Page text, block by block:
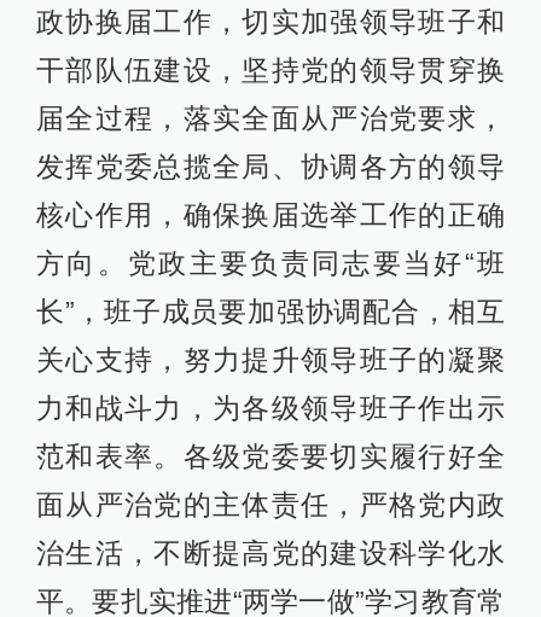
政协换届工作，切实加强领导班子和
干部队伍建设，坚持党的领导贯穿换
届全过程，落实全面从严治党要求，
发挥党委总揽全局、协调各方的领导
核心作用，确保换届选举工作的正确
方向。党政主要负责同志要当好“班
长”，班子成员要加强协调配合，相互
关心支持，努力提升领导班子的凝聚
力和战斗力，为各级领导班子作出示
范和表率。各级党委要切实履行好全
面从严治党的主体责任，严格党内政
治生活，不断提高党的建设科学化水
平。要扎实推进“两学一做”学习教育常